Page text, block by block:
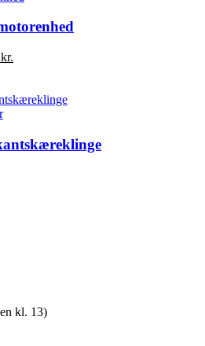
kr.
er:
kl. 13)